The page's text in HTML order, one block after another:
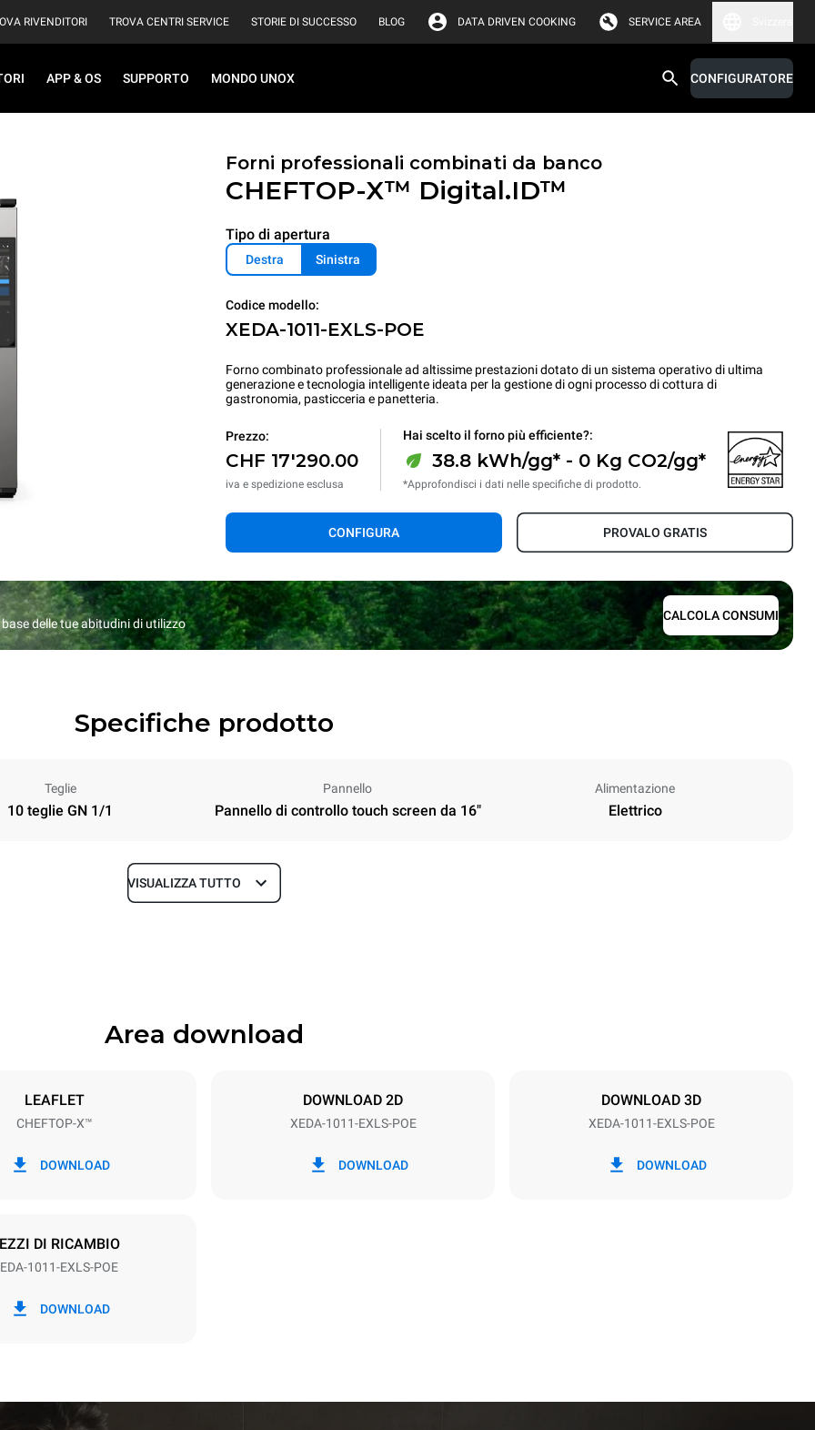
RIVENDITORI TROVA CENTRI SERVICE STORIE DI SUCCESSO BLOG DATA DRIVEN COOKING SERVICE AREA
APP & OS SUPPORTO MONDO UNOX CONFIGURATORE
Forni professionali combinati da banco
CHEFTOP-X™ Digital.ID™
Tipo di apertura
Destra Sinistra
Codice modello:
XEDA-1011-EXLS-POE
Forno combinato professionale ad altissime prestazioni dotato di un sistema operativo di ultima
generazione e tecnologia intelligente ideata per la gestione di ogni processo di cottura di
gastronomia, pasticceria e panetteria.
Prezzo:
CHF 17'290.00
iva e spedizione esclusa
Hai scelto il forno più efficiente?:
38.8 kWh/gg* - 0 Kg CO2/gg*
*Approfondisci i dati nelle specifiche di prodotto.
CONFIGURA PROVALO GRATIS
delle tue abitudini di utilizzo
CALCOLA CONSUMI
Specifiche prodotto
Teglie
10 teglie GN 1/1
Pannello
Pannello di controllo touch screen da 16"
Alimentazione
Elettrico
Profondità
Dimensione Teglie
/ 220-240V 3~
VISUALIZZA TUTTO
Area download
LEAFLET
CHEFTOP-X™
DOWNLOAD
DOWNLOAD 2D
XEDA-1011-EXLS-POE
DOWNLOAD
DOWNLOAD 3D
XEDA-1011-EXLS-POE
DOWNLOAD
DI RICAMBIO
1011-EXLS-POE
DOWNLOAD